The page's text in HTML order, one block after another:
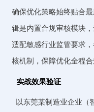
确保优化策略始终贴合
辑是内置合规审核模块
适配敏感行业监管要求
核机制，保障优化全程合
实战效果验证
以东莞某制造业企业（